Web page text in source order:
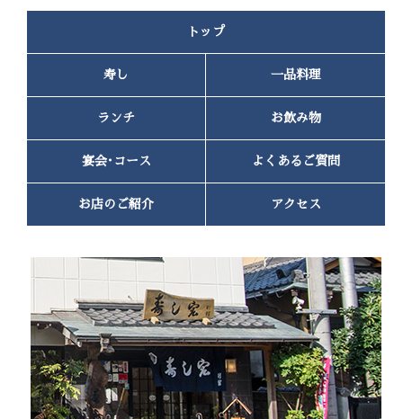
2022年11月(1)
2022年10月(2)
2022年9月(1)
2022年6月(1)
2022年3月(1)
2021年9月
(2)
2021年8月(3)
2021年5月(1)
2021年2月(1)
2020年12月(1)
2020年10月
(2)
2020年8月(2)
2020年6月(2)
トップ
寿し 一品料理
ランチ お飲み物
宴会･コース よくあるご質問
お店のご紹介 アクセス